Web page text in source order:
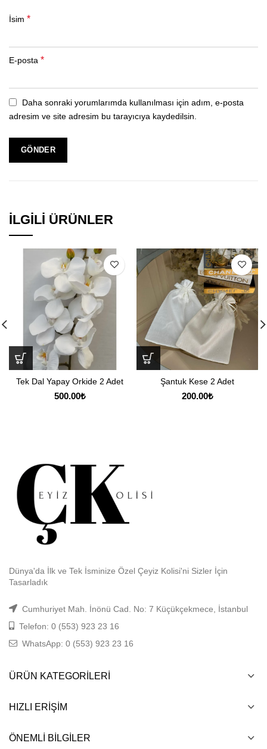
İsim *
E-posta *
Daha sonraki yorumlarımda kullanılması için adım, e-posta
adresim ve site adresim bu tarayıcıya kaydedilsin.
İLGILI ÜRÜNLER
Tek Dal Yapay Orkide 2 Adet
500.00₺
Şantuk Kese 2 Adet
200.00₺
Dünya'da İlk ve Tek İsminize Özel Çeyiz Kolisi'ni Sizler İçin
Tasarladık
Cumhuriyet Mah. İnönü Cad. No: 7 Küçükçekmece, İstanbul
Telefon: 0 (553) 923 23 16
WhatsApp: 0 (553) 923 23 16
ÜRÜN KATEGORILERI
HIZLI ERIŞIM
ÖNEMLI BILGILER